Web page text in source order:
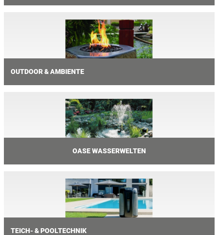
OUTDOOR & AMBIENTE
OASE WASSERWELTEN
TEICH- & POOLTECHNIK